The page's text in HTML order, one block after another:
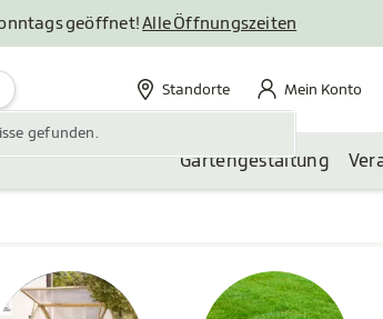
geöffnet!Alle Öffnungszeiten
gefunden.
Standorte
Standorte Mein Konto
Mein Konto
Gartengestaltung